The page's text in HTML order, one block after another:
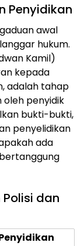
Penyidikan
awal
hukum.
Kamil)
kepada
adalah tahap
oleh penyidik
bukti-bukti,
penyelidikan
ada
dan